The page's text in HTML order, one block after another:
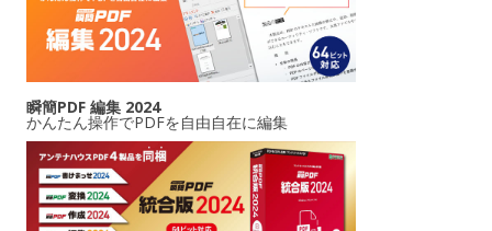
瞬簡PDF 編集 2024
かんたん操作でPDFを自由自在に編集